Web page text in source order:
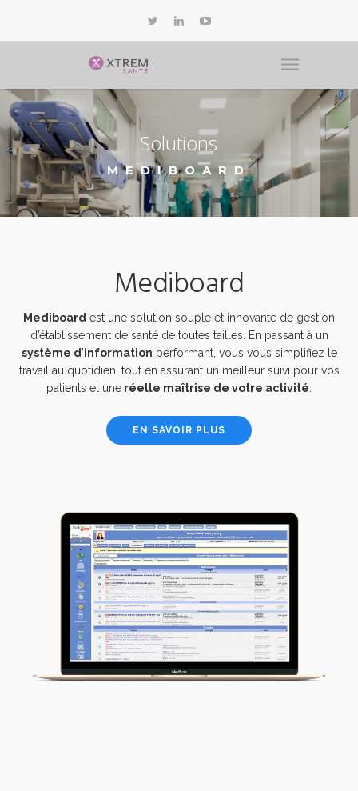
Solutions
MEDIBOARD
Mediboard
Mediboard est une solution souple et innovante de gestion
d’établissement de santé de toutes tailles. En passant à un
système d’information performant, vous vous simplifiez le
travail au quotidien, tout en assurant un meilleur suivi pour vos
patients et une réelle maîtrise de votre activité
EN SAVOIR PLUS